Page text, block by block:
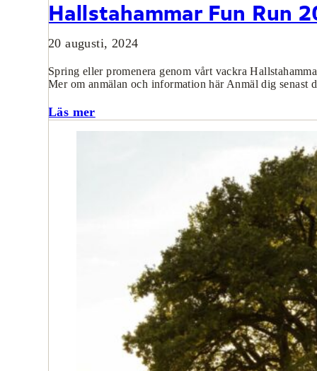
Hallstahammar Fun Run
20 augusti, 2024
Spring eller promenera genom vårt vackra
Mer om anmälan och information här Anmäl dig senast
Läs mer